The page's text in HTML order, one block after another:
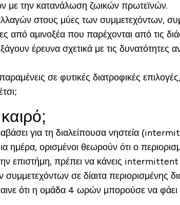
με την κατανάλωση ζωικών πρωτεϊνών.
στους μύες των συμμετεχόντων,
από αμινοξέα που παρέχονται από τις
έρευνα σχετικά με τις
σε φυτικές διατροφικές
για τη διαλείπουσα νηστεία
ημέρα, ορισμένοι θεωρούν ότι ο
επιστήμη, πρέπει να κάνεις
σε δίαιτα περιορισμένης
ότι η ομάδα 4 ωρών μπορούσε να